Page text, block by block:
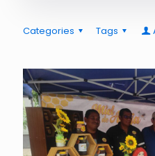
Categories Tags